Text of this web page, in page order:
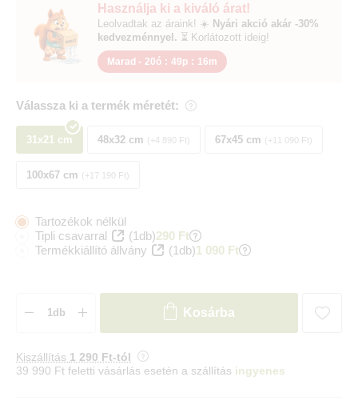
Használja ki a kiváló árat!
Leolvadtak az áraink! ☀️ Nyári akció akár -30%
kedvezménnyel. ⏳ Korlátozott ideig!
Marad - 20ó : 49p : 15m
Válassza ki a termék méretét:
31x21 cm 48x32 cm +4 890 Ft 67x45 cm +11 090 Ft
100x67 cm +17 190 Ft
Tartozékok nélkül
Tipli csavarral
(1db)290 Ft
Termékkiállító állvány
(1db)1 090 Ft
Kosárba
Kiszállítás 1 290 Ft-tól
39 990 Ft feletti vásárlás esetén a szállítás ingyenes